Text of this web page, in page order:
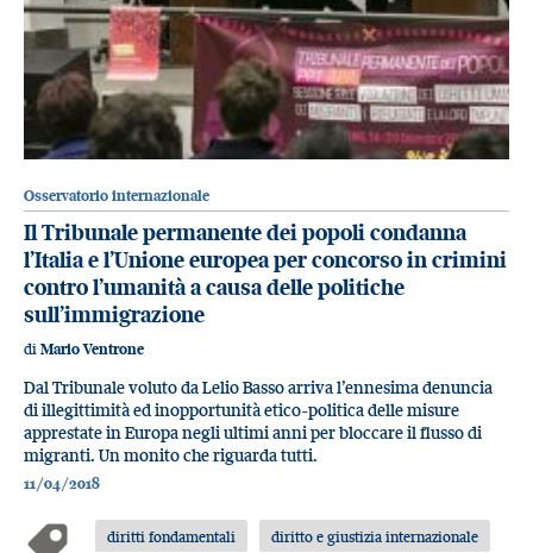
Osservatorio internazionale
Il Tribunale permanente dei popoli condanna
l’Italia e l’Unione europea per concorso in crimini
contro l’umanità a causa delle politiche
sull’immigrazione
di Mario Ventrone
Dal Tribunale voluto da Lelio Basso arriva l’ennesima denuncia
di illegittimità ed inopportunità etico-politica delle misure
apprestate in Europa negli ultimi anni per bloccare il flusso di
migranti. Un monito che riguarda tutti.
11/04/2018
diritti fondamentali
diritto e giustizia internazionale